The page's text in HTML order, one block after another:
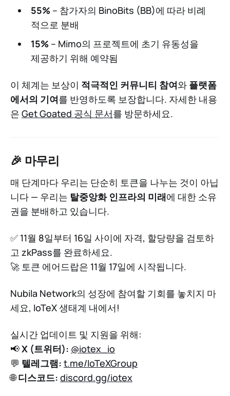
55% – 참가자의 BinoBits (BB)에 따라 비례
적으로 분배
15% – Mimo의 프로젝트에 초기 유동성을
제공하기 위해 예약됨
이 체계는 보상이 적극적인 커뮤니티 참여와 플랫폼
에서의 기여를 반영하도록 보장합니다. 자세한 내용
은 Get Goated 공식 문서를 방문하세요.
🎉 마무리
매 단계마다 우리는 단순히 토큰을 나누는 것이 아닙
니다 — 우리는 탈중앙화 인프라의 미래에 대한 소유
권을 분배하고 있습니다.
✅ 11월 8일부터 16일 사이에 자격, 할당량을 검토하
고 zkPass를 완료하세요.
🚀 토큰 에어드랍은 11월 17일에 시작됩니다.
Nubila Network의 성장에 참여할 기회를 놓치지 마
세요, IoTeX 생태계 내에서!
실시간 업데이트 및 지원을 위해:
📢X (트위터): @iotex_io
💬 텔레그램: t.me/IoTeXGroup
🌐디스코드: discord.gg/iotex